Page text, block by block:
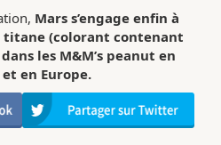
Mars s’engage enfin à
(colorant contenant
les M&M’s peanut en
et en Europe.